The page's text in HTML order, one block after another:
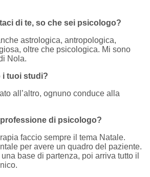
di te, so che sei psicologo?
astrologica, antropologica,
oltre che psicologica. Mi sono
Nola.
i tuoi studi?
all’altro, ognuno conduce alla
di psicologo?
faccio sempre il tema Natale.
per avere un quadro del paziente.
base di partenza, poi arriva tutto il